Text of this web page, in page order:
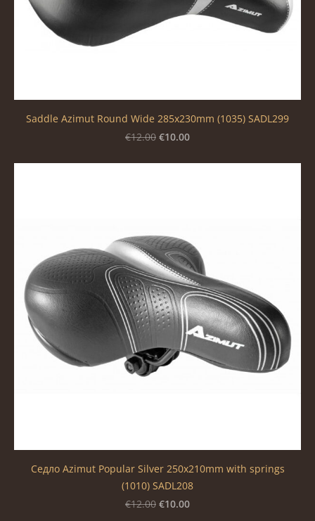
Saddle Azimut Round Wide 285x230mm (1035) SADL299
€12.00 €10.00
Седло Azimut Popular Silver 250x210mm with springs
(1010) SADL208
€12.00 €10.00